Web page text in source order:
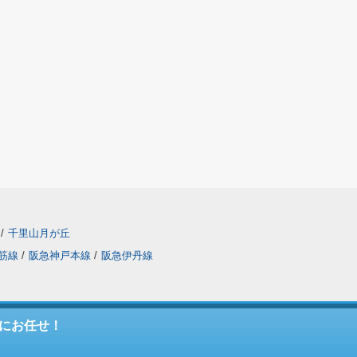
/ 千里山月が丘
線 / 阪急神戸本線 / 阪急伊丹線
お任せ！